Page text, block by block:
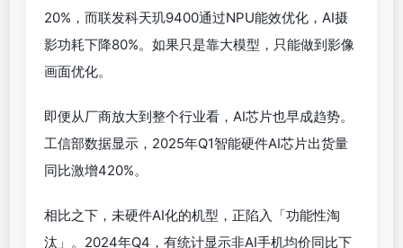
20%，而联发科天玑9400通过NPU能效优化，AI摄
影功耗下降80%。如果只是靠大模型，只能做到影像
画面优化。
即便从厂商放大到整个行业看，AI芯片也早成趋势。
工信部数据显示，2025年Q1智能硬件AI芯片出货量
同比激增420%。
相比之下，未硬件AI化的机型，正陷入「功能性淘
汰」。2024年Q4，有统计显示非AI手机均价同比下